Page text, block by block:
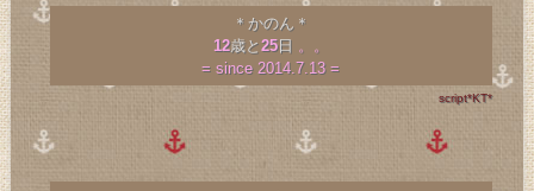
＊かのん＊
12歳と25日 。。
= since 2014.7.13 =
script*KT*